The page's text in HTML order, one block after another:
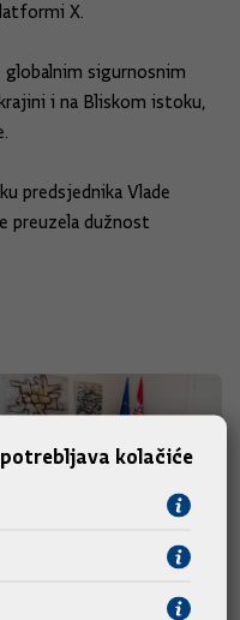
X.
globalnim sigurnosnim
i na Bliskom istoku,
predsjednika Vlade
preuzela dužnost
kolačiće